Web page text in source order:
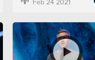
Feb 24 2021